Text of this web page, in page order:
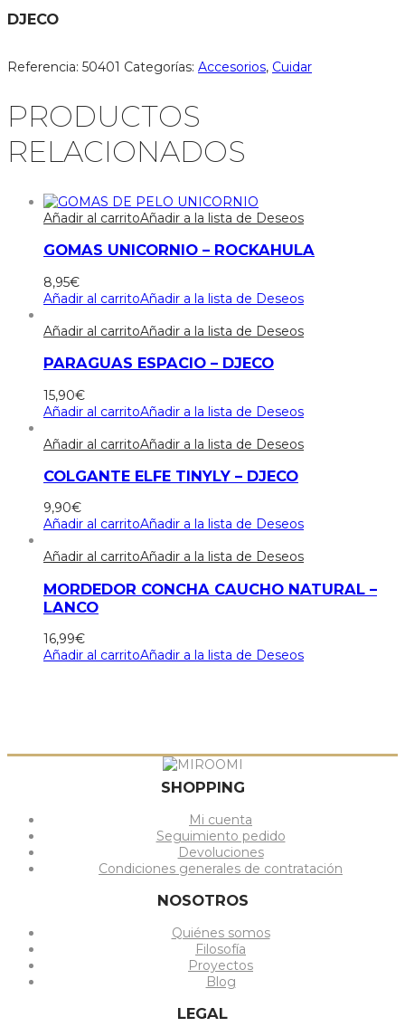
DJECO
Referencia: 50401 Categorías: Accesorios, Cuidar
PRODUCTOS
RELACIONADOS
Añadir al carritoAñadir a la lista de Deseos
GOMAS UNICORNIO – ROCKAHULA
8,95€
Añadir al carritoAñadir a la lista de Deseos
Añadir al carritoAñadir a la lista de Deseos
PARAGUAS ESPACIO – DJECO
15,90€
Añadir al carritoAñadir a la lista de Deseos
Añadir al carritoAñadir a la lista de Deseos
COLGANTE ELFE TINYLY – DJECO
9,90€
Añadir al carritoAñadir a la lista de Deseos
Añadir al carritoAñadir a la lista de Deseos
MORDEDOR CONCHA CAUCHO NATURAL –
LANCO
16,99€
Añadir al carritoAñadir a la lista de Deseos
SHOPPING
Mi cuenta
Seguimiento pedido
Devoluciones
Condiciones generales de contratación
NOSOTROS
Quiénes somos
Filosofía
Proyectos
Blog
LEGAL